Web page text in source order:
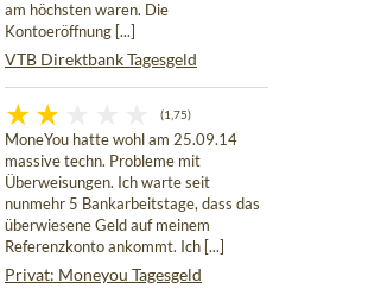
am höchsten waren. Die
Kontoeröffnung [...]
VTB Direktbank Tagesgeld
(1,75)
MoneYou hatte wohl am 25.09.14
massive techn. Probleme mit
Überweisungen. Ich warte seit
nunmehr 5 Bankarbeitstage, dass das
überwiesene Geld auf meinem
Referenzkonto ankommt. Ich [...]
Privat: Moneyou Tagesgeld